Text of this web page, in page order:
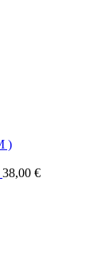
38,00 €